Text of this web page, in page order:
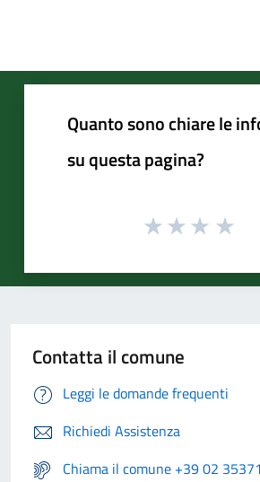
Quanto sono chiare le
su questa pagina?
Contatta il comune
Leggi le domande frequenti
Richiedi Assistenza
Chiama il comune +39 02